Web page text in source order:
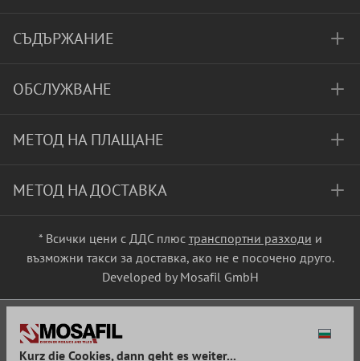
СЪДЪРЖАНИЕ
ОБСЛУЖВАНЕ
МЕТОД НА ПЛАЩАНЕ
МЕТОД НА ДОСТАВКА
* Всички цени с ДДС плюс транспортни разходи и
възможни такси за доставка, ако не е посочено друго.
Developed by Mosafil GmbH
Kurz die Cookies, dann geht es weiter...